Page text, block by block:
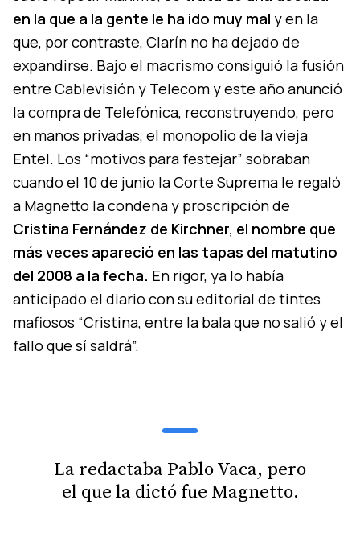
en la que a la gente le ha ido muy mal y en la
que, por contraste, Clarín no ha dejado de
expandirse. Bajo el macrismo consiguió la fusión
entre Cablevisión y Telecom y este año anunció
la compra de Telefónica, reconstruyendo, pero
en manos privadas, el monopolio de la vieja
Entel. Los “motivos para festejar” sobraban
cuando el 10 de junio la Corte Suprema le regaló
a Magnetto la condena y proscripción de
Cristina Fernández de Kirchner, el nombre que
más veces apareció en las tapas del matutino
del 2008 a la fecha. En rigor, ya lo había
anticipado el diario con su editorial de tintes
mafiosos “Cristina, entre la bala que no salió y el
fallo que sí saldrá”.
La redactaba Pablo Vaca, pero
el que la dictó fue Magnetto.